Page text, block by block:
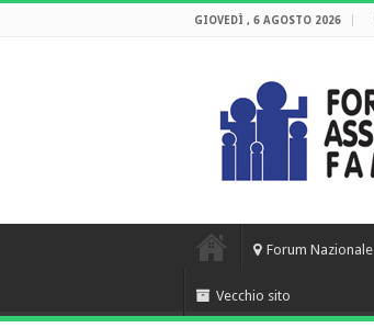
GIOVEDÌ , 6 AGOSTO 2026
Forum Nazionale
Vecchio sito